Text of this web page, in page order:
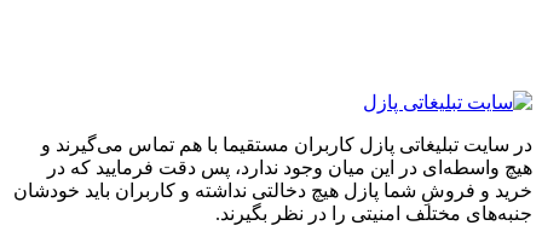
در سایت تبلیغاتی پازل کاربران مستقیما با هم تماس می‌گیرند و
هیچ واسطه‌ای در این میان وجود ندارد، پس دقت فرمایید که در
خرید و فروشِ شما پازل هیچ دخالتی نداشته و کاربران باید خودشان
جنبه‌های مختلف امنیتی را در نظر بگیرند.